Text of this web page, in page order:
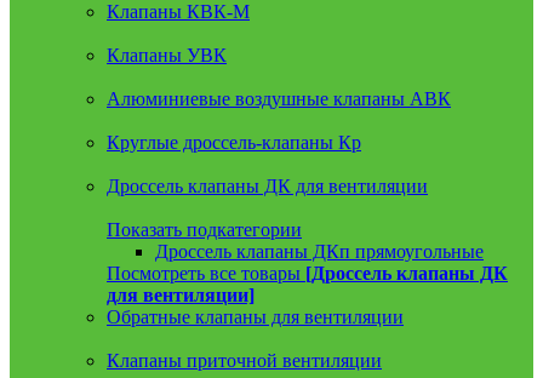
Клапаны КВК-М
Клапаны УВК
Алюминиевые воздушные клапаны АВК
Круглые дроссель-клапаны Кр
Дроссель клапаны ДК для вентиляции
Показать подкатегории
Дроссель клапаны ДКп прямоугольные
Посмотреть все товары [Дроссель клапаны ДК
для вентиляции]
Обратные клапаны для вентиляции
Клапаны приточной вентиляции